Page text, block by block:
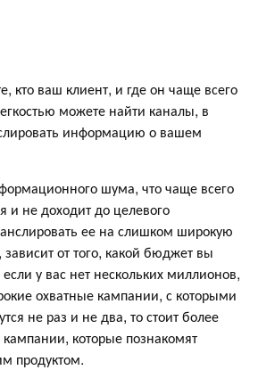
кто ваш клиент, и где он чаще всего
можете найти каналы, в
информацию о вашем
шума, что чаще всего
и не доходит до целевого
ее на слишком широкую
от того, какой бюджет вы
у вас нет нескольких миллионов,
охватные кампании, с которыми
не раз и не два, то стоит более
кампании, которые познакомят
продуктом.